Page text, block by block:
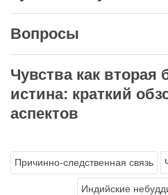
Вопросы
Чувства как вторая
истина: краткий
аспектов
Причинно-следственная связь
Индийские